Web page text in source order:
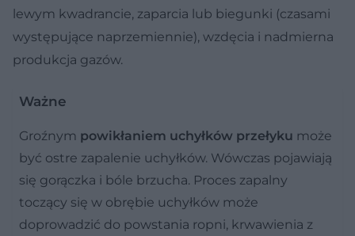
lewym kwadrancie, zaparcia lub biegunki (czasami
występujące naprzemiennie), wzdęcia i nadmierna
produkcja gazów.
Ważne
Groźnym powikłaniem uchyłków przełyku może
być ostre zapalenie uchyłków. Wówczas pojawiają
się gorączka i bóle brzucha. Proces zapalny
toczący się w obrębie uchyłków może
doprowadzić do powstania ropni, krwawienia z